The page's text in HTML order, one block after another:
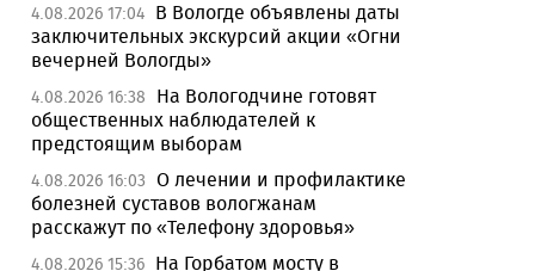
4.08.2026 17:04 В Вологде объявлены даты
заключительных экскурсий акции «Огни
вечерней Вологды»
4.08.2026 16:38
На Вологодчине готовят
общественных наблюдателей к
предстоящим выборам
4.08.2026 16:03 О лечении и профилактике
болезней суставов вологжанам
расскажут по «Телефону здоровья»
4.08.2026 15:36 На Горбатом мосту в